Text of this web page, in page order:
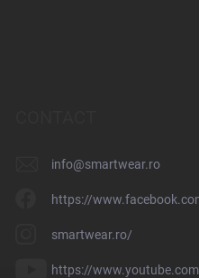
info@smartwear.ro
https://
smartwear.ro/
https://